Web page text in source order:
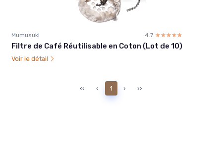
Mumusuki 4.7 ☆☆☆☆☆
★★★★★
Filtre de Café Réutilisable en Coton (Lot de 10)
Voir le détail
‹‹ ‹ 1 › ››